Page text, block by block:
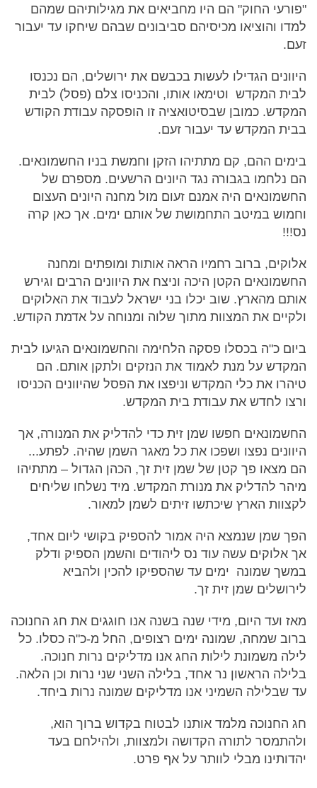
"פורעי החוק" הם היו מחביאים את מגילותיהם שמהם
למדו והוציאו מכיסיהם סביבונים שבהם שיחקו עד יעבור
זעם.
היוונים הגדילו לעשות בכבשם את ירושלים, הם נכנסו
לבית המקדש וטימאו אותו, והכניסו צלם (פסל) לבית
המקדש. כמובן שבסיטואציה זו הופסקה עבודת הקודש
בבית המקדש עד יעבור זעם.
בימים ההם, קם מתתיהו הזקן וחמשת בניו החשמונאים.
הם נלחמו בגבורה נגד היונים הרשעים. מספרם של
החשמונאים היה אמנם זעום מול מחנה היונים העצום
וחמוש במיטב התחמושת של אותם ימים. אך כאן קרה
נס!!!
אלוקים, ברוב רחמיו הראה אותות ומופתים ומחנה
החשמונאים הקטן היכה וניצח את היוונים הרבים וגירש
אותם מהארץ. שוב יכלו בני ישראל לעבוד את האלוקים
ולקיים את המצוות מתוך שלוה ומנוחה על אדמת הקודש.
ביום כ"ה בכסלו פסקה הלחימה והחשמונאים הגיעו לבית
המקדש על מנת לאמוד את הנזקים ולתקן אותם. הם
טיהרו את כלי המקדש וניפצו את הפסל שהיוונים הכניסו
ורצו לחדש את עבודת בית המקדש.
החשמונאים חפשו שמן זית כדי להדליק את המנורה, אך
היוונים נפצו ושפכו את כל מאגר השמן שהיה. לפתע...
הם מצאו פך קטן של שמן זית זך, הכהן הגדול – מתתיהו
מיהר להדליק את מנורת המקדש. מיד נשלחו שליחים
לקצוות הארץ שיכתשו זיתים לשמן למאור.
הפך שמן שנמצא היה אמור להספיק בקושי ליום אחד,
אך אלוקים עשה עוד נס ליהודים והשמן הספיק ודלק
במשך שמונה ימים עד שהספיקו להכין ולהביא
לירושלים שמן זית זך.
מאז ועד היום, מידי שנה בשנה אנו חוגגים את חג החנוכה
ברוב שמחה, שמונה ימים רצופים, החל מ-כ"ה כסלו. כל
לילה משמונת לילות החג אנו מדליקים נרות חנוכה.
בלילה הראשון נר אחד, בלילה השני שני נרות וכן הלאה.
עד שבלילה השמיני אנו מדליקים שמונה נרות ביחד.
חג החנוכה מלמד אותנו לבטוח בקדוש ברוך הוא,
ולהתמסר לתורה הקדושה ולמצוות, ולהילחם בעד
יהדותינו מבלי לוותר על אף פרט.